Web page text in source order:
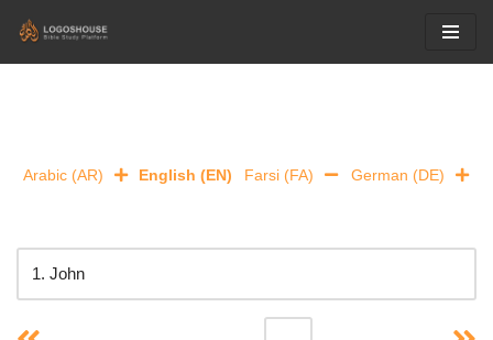
Arabic (AR) English (EN) Farsi (FA) German (DE)